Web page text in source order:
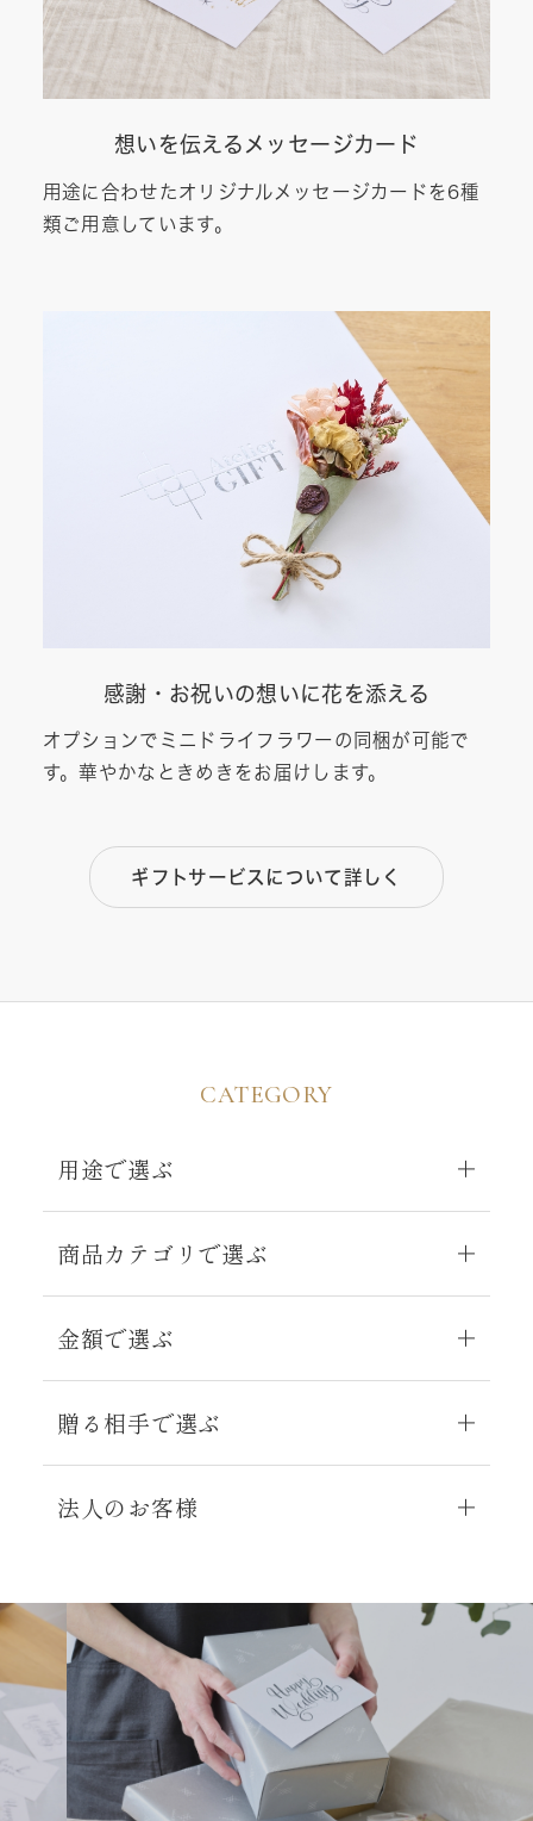
想いを伝えるメッセージカード
用途に合わせたオリジナルメッセージカードを6種
類ご用意しています。
感謝・お祝いの想いに花を添える
オプションでミニドライフラワーの同梱が可能で
す。華やかなときめきをお届けします。
ギフトサービスについて詳しく
CATEGORY
用途で選ぶ
商品カテゴリで選ぶ
金額で選ぶ
贈る相手で選ぶ
法人のお客様